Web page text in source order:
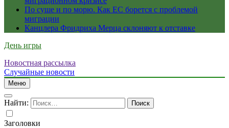
По суше и по морю. Как ЕС борется с проблемой
миграции
Канцлера Фридриха Мерца склоняют к отставке
День игры
Новостная рассылка
Случайные новости
Меню
Найти:
Заголовки